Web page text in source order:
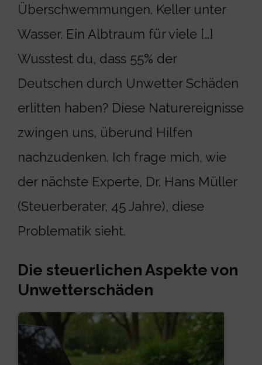
Überschwemmungen. Keller unter
Wasser. Ein Albtraum für viele […]
Wusstest du, dass 55% der
Deutschen durch Unwetter Schäden
erlitten haben? Diese Naturereignisse
zwingen uns, überund Hilfen
nachzudenken. Ich frage mich, wie
der nächste Experte, Dr. Hans Müller
(Steuerberater, 45 Jahre), diese
Problematik sieht.
Die steuerlichen Aspekte von
Unwetterschäden